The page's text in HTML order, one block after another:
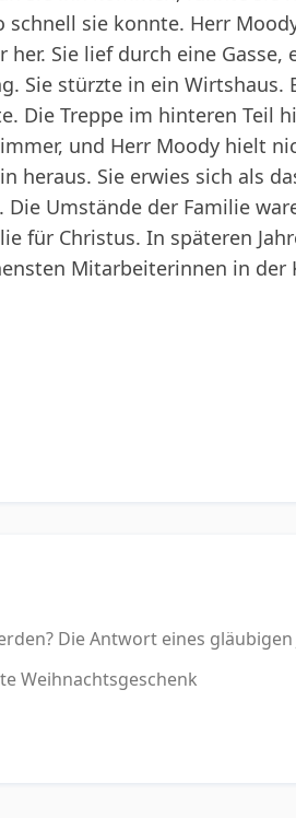
sie konnte. Herr
Sie lief durch eine Gasse,
Sie stürzte in ein Wirtshaus.
Die Treppe im hinteren Teil
und Herr Moody hielt
heraus. Sie erwies sich als
Umstände der Familie
für Christus. In späteren
Mitarbeiterinnen in der
Die Antwort eines gläubigen
Weihnachtsgeschenk